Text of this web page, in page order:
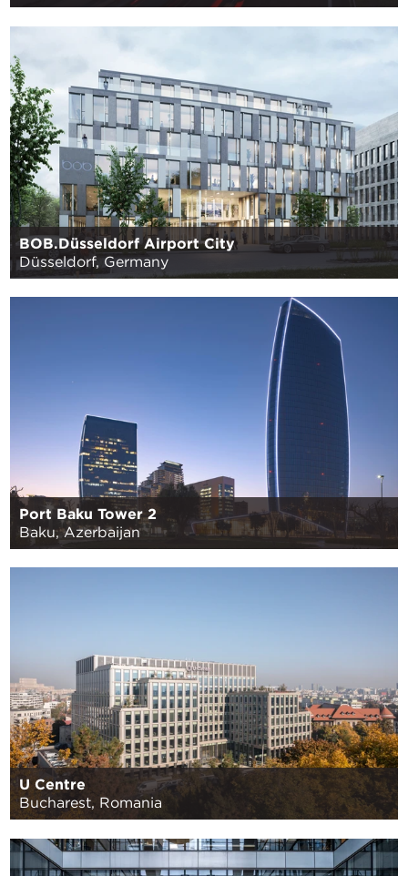
BOB.Düsseldorf Airport City
Düsseldorf, Germany
Port Baku Tower 2
Baku, Azerbaijan
U Centre
Bucharest, Romania